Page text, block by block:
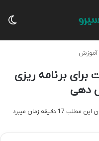
آموزش
برنامه ریزی
دهی
17 دقیقه زمان میبرد